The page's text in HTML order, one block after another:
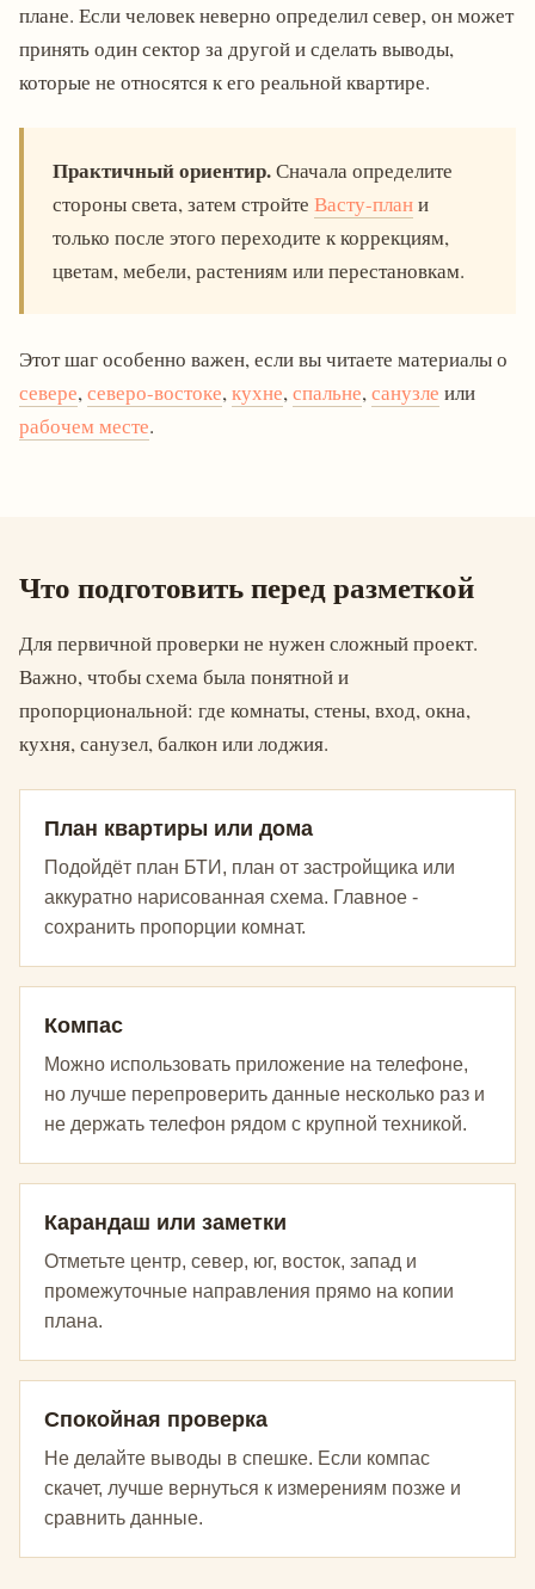
плане. Если человек неверно определил север, он может
принять один сектор за другой и сделать выводы,
которые не относятся к его реальной квартире.
Практичный ориентир.Сначала определите
стороны света, затем стройте Васту-плани
только после этого переходите к коррекциям,
цветам, мебели, растениям или перестановкам.
Этот шаг особенно важен, если вы читаете материалы о
севере,северо-востоке,кухне,спальне,санузле или
рабочем месте.
Что подготовить перед разметкой
Для первичной проверки не нужен сложный проект.
Важно, чтобы схема была понятной и
пропорциональной: где комнаты, стены, вход, окна,
кухня, санузел, балкон или лоджия.
План квартиры или дома
Подойдёт план БТИ, план от застройщика или
аккуратно нарисованная схема. Главное -
сохранить пропорции комнат.
Компас
Можно использовать приложение на телефоне,
но лучше перепроверить данные несколько раз и
не держать телефон рядом с крупной техникой.
Карандаш или заметки
Отметьте центр, север, юг, восток, запад и
промежуточные направления прямо на копии
плана.
Спокойная проверка
Не делайте выводы в спешке. Если компас
скачет, лучше вернуться к измерениям позже и
сравнить данные.